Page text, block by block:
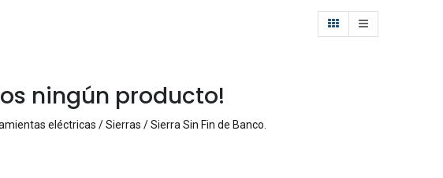
ningún producto!
eléctricas / Sierras / Sierra Sin Fin de Banco